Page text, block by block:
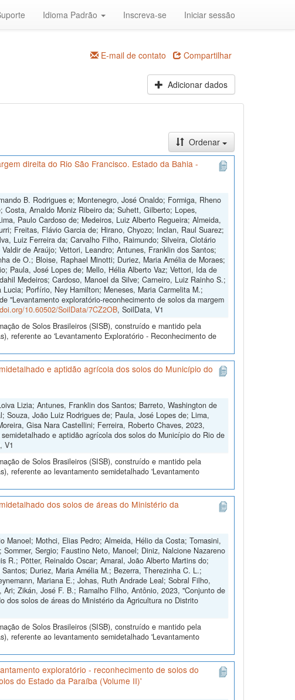
Idioma Padrão Inscreva-se Iniciar sessão
E-mail de contato Compartilhar
Adicionar dados
Ordenar
direita do Rio São Francisco. Estado da Bahia -
B. Rodrigues e; Montenegro, José Onaldo; Formiga, Rheno
Arnaldo Moniz Ribeiro da; Suhett, Gilberto; Lopes,
Paulo Cardoso de; Medeiros, Luiz Alberto Regueira; Almeida,
Freitas, Flávio Garcia de; Hirano, Chyozo; Inclan, Raul Suarez;
Luiz Ferreira da; Carvalho Filho, Raimundo; Silveira, Clotário
de Araújo; Vettori, Leandro; Antunes, Franklin dos Santos;
de O.; Bloise, Raphael Minotti; Duriez, Maria Amélia de Moraes;
Paula, José Lopes de; Mello, Hélia Alberto Vaz; Vettori, Ida de
Medeiros; Cardoso, Manoel da Silve; Carneiro, Luiz Rainho S.;
Porfírio, Ney Hamilton; Meneses, Maria Carmelita M.;
"Levantamento exploratório-reconhecimento de solos da margem
10.60502/SoilData/7CZ2OB, SoilData, V1
de Solos Brasileiros (SISB), construído e mantido pela
referente ao 'Levantamento Exploratório - Reconhecimento de
e aptidão agrícola dos solos do Município do
Lizia; Antunes, Franklin dos Santos; Barreto, Washington de
Souza, João Luiz Rodrigues de; Paula, José Lopes de; Lima,
Gisa Nara Castellini; Ferreira, Roberto Chaves, 2023,
e aptidão agrícola dos solos do Município do Rio de
V1
de Solos Brasileiros (SISB), construído e mantido pela
referente ao levantamento semidetalhado 'Levantamento
dos solos de áreas do Ministério da
Mothci, Elias Pedro; Almeida, Hélio da Costa; Tomasini,
Sergio; Faustino Neto, Manoel; Diniz, Nalcione Nazareno
R.; Pötter, Reinaldo Oscar; Amaral, João Alberto Martins do;
Duriez, Maria Amélia M.; Bezerra, Therezinha C. L.;
Mariana E.; Johas, Ruth Andrade Leal; Sobral Filho,
Zikán, José F. B.; Ramalho Filho, Antônio, 2023, "Conjunto de
dos solos de áreas do Ministério da Agricultura no Distrito
de Solos Brasileiros (SISB), construído e mantido pela
referente ao levantamento semidetalhado 'Levantamento
exploratório - reconhecimento de solos do
do Estado da Paraíba (Volume II)'